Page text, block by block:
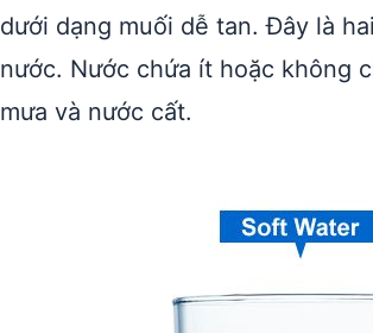
dưới dạng muối dễ tan. Đây là
nước. Nước chứa ít hoặc không
mưa và nước cất.